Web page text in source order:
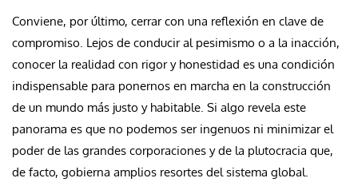
Conviene, por último, cerrar con una reflexión en clave de
compromiso. Lejos de conducir al pesimismo o a la inacción,
conocer la realidad con rigor y honestidad es una condición
indispensable para ponernos en marcha en la construcción
de un mundo más justo y habitable. Si algo revela este
panorama es que no podemos ser ingenuos ni minimizar el
poder de las grandes corporaciones y de la plutocracia que,
de facto, gobierna amplios resortes del sistema global.